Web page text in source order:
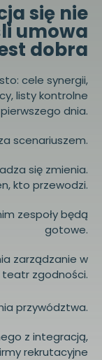
się nie
umowa
dobra
cele synergii,
listy kontrolne
pierwszego dnia.
scenariuszem.
się zmienia.
kto przewodzi.
zespoły będą
gotowe.
zarządzanie w
teatr zgodności.
przywództwa.
z integracją,
rekrutacyjne